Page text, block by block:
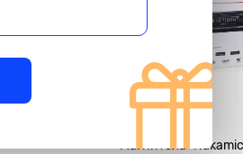
Магнитола